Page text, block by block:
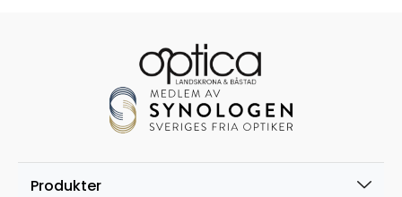
Produkter